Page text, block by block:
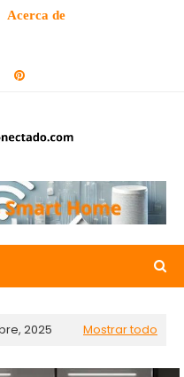
Acerca de
2025 Mostrar todo